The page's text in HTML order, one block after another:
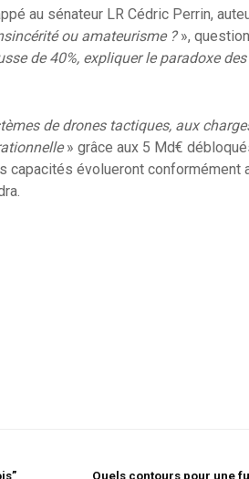
au sénateur LR Cédric Perrin,
ou amateurisme ?»,
de 40%, expliquer le paradoxe
de drones tactiques, aux
» grâce aux 5 Md€
capacités évolueront conformément
Quels contours pour une